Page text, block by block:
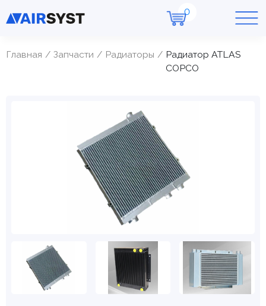
Главная Запчасти Радиаторы
Радиатор ATLAS
COPCO